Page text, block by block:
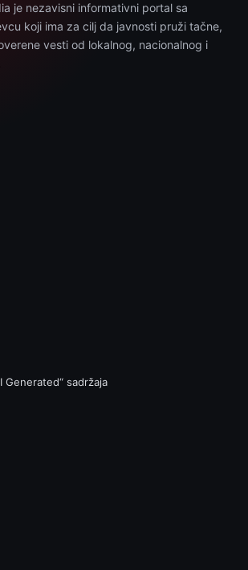
je nezavisni informativni portal sa
koji ima za cilj da javnosti pruži tačne,
vesti od lokalnog, nacionalnog i
Generated“ sadržaja